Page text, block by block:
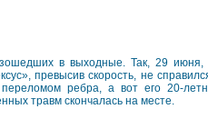
в выходные. Так, 29 июня,
превысив скорость, не
ребра, а вот его 20-
травм скончалась на месте.